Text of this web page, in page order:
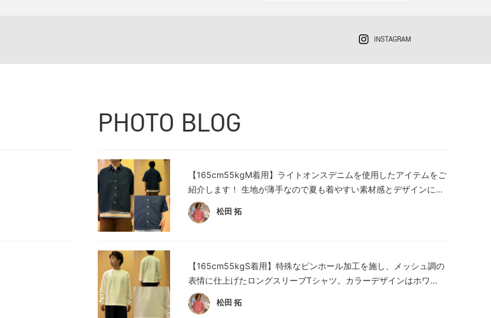
INSTAGRAM
PHOTO BLOG
【165cm55kgM着用】ライトオンスデニムを使用したアイテムをご
紹介します！ 生地が薄手なので夏も着やすい素材感とデザインに...
松田 拓
【165cm55kgS着用】特殊なピンホール加工を施し、メッシュ調の
表情に仕上げたロングスリーブTシャツ。カラーデザインはホワ...
松田 拓